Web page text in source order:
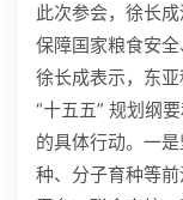
此次参会，徐长
保障国家粮食安全
徐长成表示，东
“十五五” 规划纲
的具体行动。一
种、分子育种等